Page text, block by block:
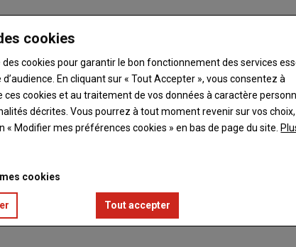
cookies
des cookies pour garantir le bon fonctionnement des services
En cliquant sur « Tout Accepter », vous consentez à
ces cookies et au traitement de vos données à caractère
décrites. Vous pourrez à tout moment revenir sur vos
« Modifier mes préférences cookies » en bas de page du site.
cookies
Tout accepter